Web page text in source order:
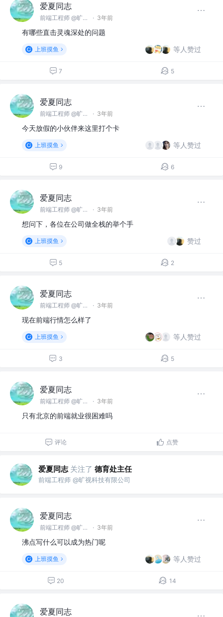
爱夏同志
前端工程师 @旷视科技有限公司 · 3年前
有哪些直击灵魂深处的问题
上班摸鱼 等人赞过
7 5
爱夏同志
前端工程师 @旷视科技有限公司 · 3年前
今天放假的小伙伴来这里打个卡
上班摸鱼 等人赞过
9 6
爱夏同志
前端工程师 @旷视科技有限公司 · 3年前
想问下，各位在公司做全栈的举个手
上班摸鱼 赞过
5 2
爱夏同志
前端工程师 @旷视科技有限公司 · 3年前
现在前端行情怎么样了
上班摸鱼 等人赞过
3 5
爱夏同志
前端工程师 @旷视科技有限公司 · 3年前
只有北京的前端就业很困难吗
评论 点赞
爱夏同志 关注了 德育处主任
前端工程师 @旷视科技有限公司
爱夏同志
前端工程师 @旷视科技有限公司 · 3年前
沸点写什么可以成为热门呢
上班摸鱼 等人赞过
20 14
爱夏同志